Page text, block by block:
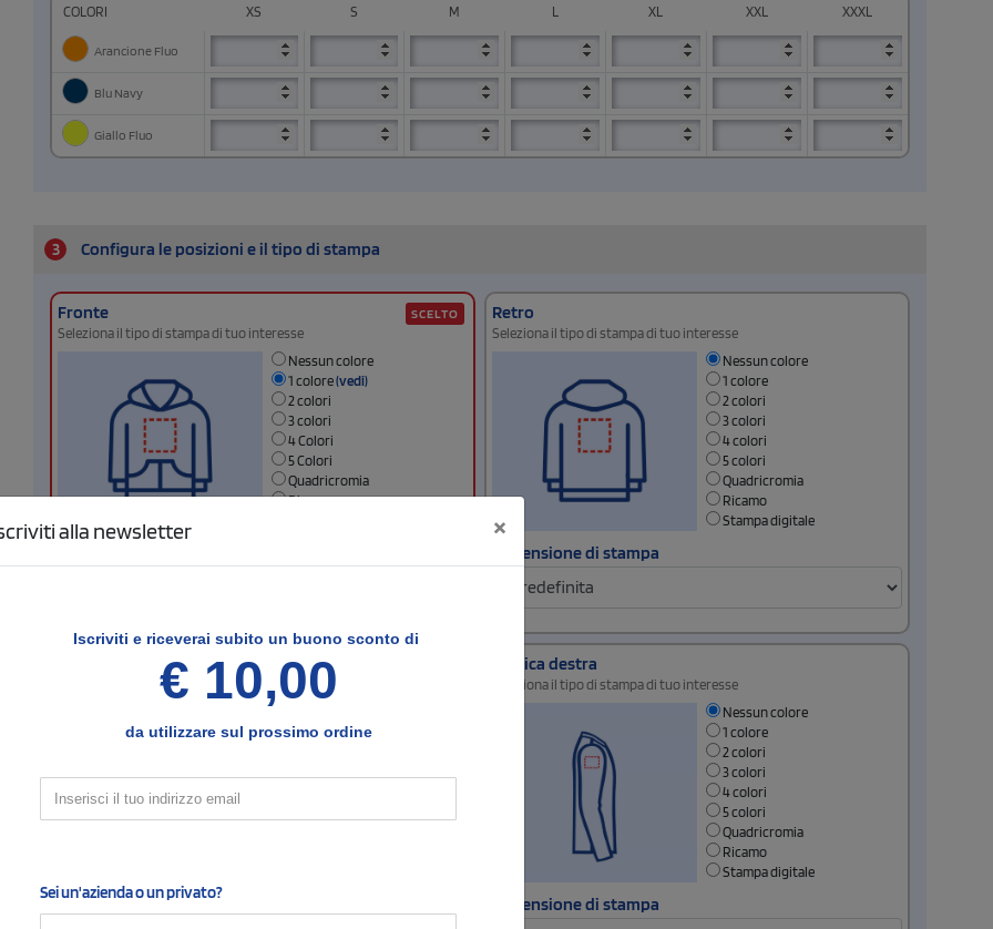
COLORI XS S M L XL XXL XXXL
Arancione Fluo
Blu Navy
Giallo Fluo
3 Configura le posizioni e il tipo di stampa
Fronte
Seleziona il tipo di stampa di tuo interesse
Nessun colore
1 colore(vedi)
2 colori
3 colori
4 Colori
5 Colori
Quadricromia
Ricamo
SCELTO Retro
Seleziona il tipo di stampa di tuo interesse
Nessun colore
1 colore
2 colori
3 colori
4 colori
5 colori
Quadricromia
Ricamo
Stampa digitale
Dimensione di stampa
Manica sinistra
Seleziona il tipo di stampa di tuo interesse
1 colore
Dimensione di stampa
Manica destra
Seleziona il tipo di stampa di tuo interesse
Nessun colore
1 colore
2 colori
3 colori
4 colori
5 colori
Quadricromia
Ricamo
Stampa digitale
Dimensione di stampa
alla newsletter ×
Iscriviti e riceverai subito un buono sconto di
€ 10,00
da utilizzare sul prossimo ordine
Sei un'azienda o un privato?